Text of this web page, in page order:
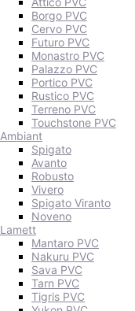
Borgo PVC
Cervo PVC
Futuro PVC
Monastro PVC
Palazzo PVC
Portico PVC
Rustico PVC
Terreno PVC
Touchstone PVC
Ambiant
Spigato
Avanto
Robusto
Vivero
Spigato Viranto
Noveno
Lamett
Mantaro PVC
Nakuru PVC
Sava PVC
Tarn PVC
Tigris PVC